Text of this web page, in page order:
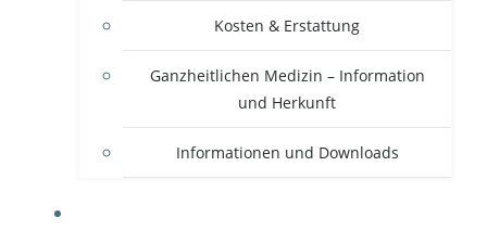
Kosten & Erstattung
Ganzheitlichen Medizin – Information
und Herkunft
Informationen und Downloads